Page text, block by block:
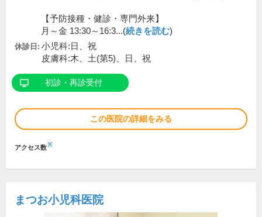
【予防接種・健診・専門外来】
月～金 13:30～16:3...(続きを読む)
休診日: 小児科:日、祝
皮膚科:木、土(第5)、日、祝
初診・再診受付
この医院の詳細をみる
アクセス数※
まつお小児科医院